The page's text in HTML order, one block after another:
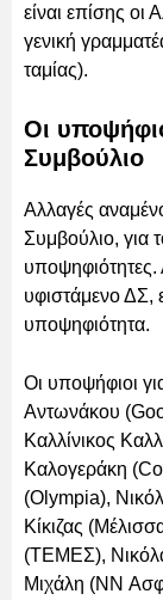
είναι επίσης
γενική
ταμίας).
Οι
Συμβούλιο
Αλλαγές
Συμβούλιο, για
υφιστάμενο ΔΣ,
υποψηφιότητα.
Οι υποψήφιοι
Αντωνάκου
Καλλίνικος
Καλογεράκη
(Olympia),
Κίκιζας
(ΤΕΜΕΣ),
Μιχάλη (NN